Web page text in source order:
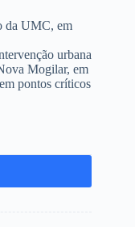
da UMC, em
urbana
Mogilar, em
pontos críticos